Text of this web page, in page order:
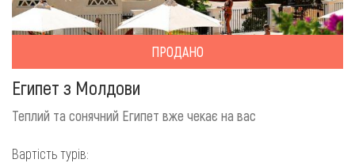
ПРОДАНО
Египет з Молдови
Теплий та сонячний Египет вже чекає на вас
Вартість турів: